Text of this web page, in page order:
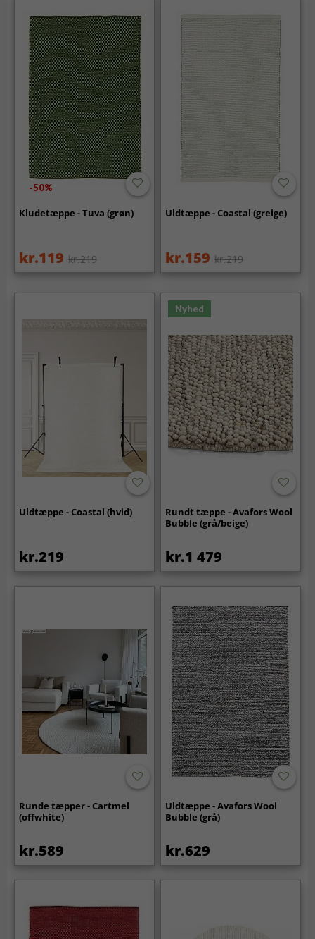
-50%
Kludetæppe - Tuva (grøn)
kr.119 kr.219
Uldtæppe - Coastal (greige)
kr.159 kr.219
Uldtæppe - Coastal (hvid)
kr.219
Nyhed
Rundt tæppe - Avafors Wool
Bubble (grå/beige)
kr.1 479
Runde tæpper - Cartmel
(offwhite)
kr.589
Uldtæppe - Avafors Wool
Bubble (grå)
kr.629